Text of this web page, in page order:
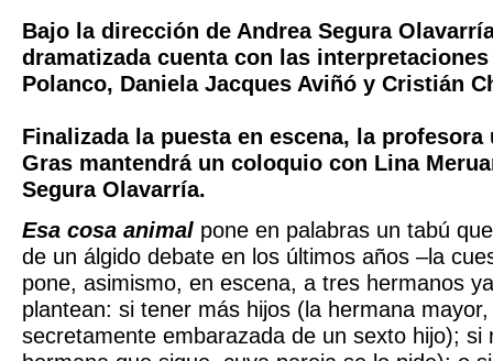
Bajo la dirección de Andrea Segura
dramatizada cuenta con las
Polanco, Daniela Jacques Aviñó y Cristián
Finalizada la puesta en escena, la
Gras mantendrá un coloquio con Lina
Segura Olavarría.
Esa cosa animal pone en palabras un tabú
de un álgido debate en los últimos años –la
pone, asimismo, en escena, a tres hermanos
plantean: si tener más hijos (la hermana
secretamente embarazada de un sexto hijo); si